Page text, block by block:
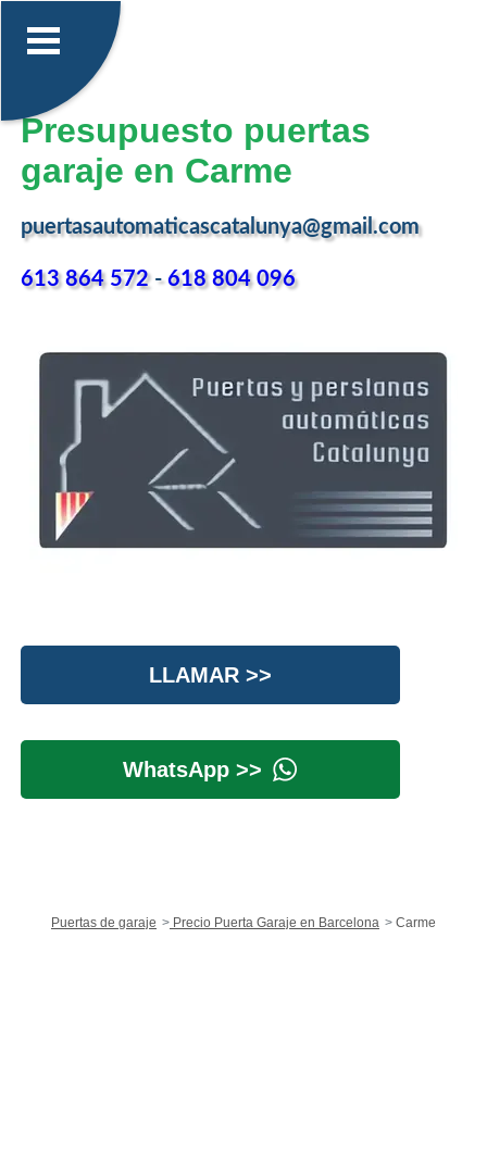
Presupuesto puertas
garaje en Carme
puertasautomaticascatalunya@gmail.com
613 864 572-618 804 096
LLAMAR >>
WhatsApp >>
Puertas de garaje Precio Puerta Garaje en Barcelona Carme